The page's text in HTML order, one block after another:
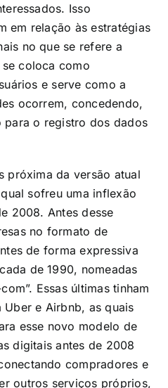
Isso
em relação às estratégias
no que se refere a
coloca como
e serve como a
ocorrem, concedendo,
para o registro dos dados
próxima da versão atual
sofreu uma inflexão
2008. Antes desse
no formato de
de forma expressiva
de 1990, nomeadas
Essas últimas tinham
e Airbnb, as quais
esse novo modelo de
digitais antes de 2008
compradores e
outros serviços próprios,